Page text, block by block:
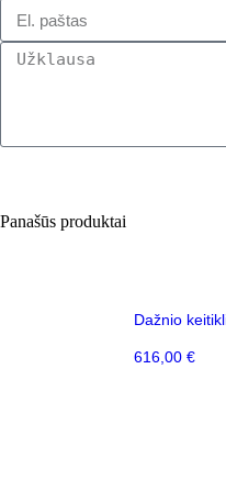
Panašūs produktai
Dažnio
616,00 €